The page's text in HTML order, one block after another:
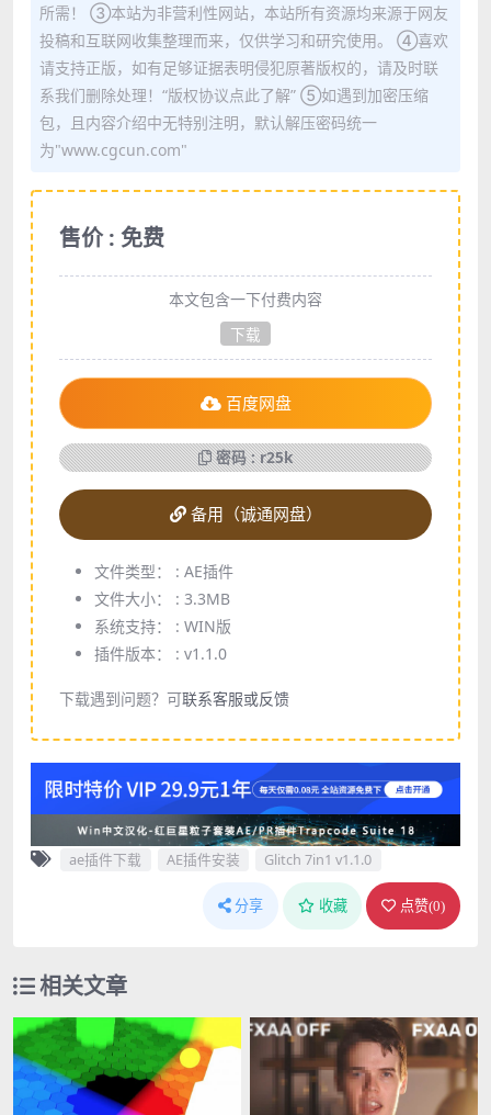
所需！ ③本站为非营利性网站，本站所有资源均来源于网友
投稿和互联网收集整理而来，仅供学习和研究使用。 ④喜欢
请支持正版，如有足够证据表明侵犯原著版权的，请及时联
系我们删除处理！“版权协议点此了解” ⑤如遇到加密压缩
包，且内容介绍中无特别注明，默认解压密码统一
为"www.cgcun.com"
售价 : 免费
本文包含一下付费内容
下载
百度网盘
密码 : r25k
备用（诚通网盘）
文件类型： : AE插件
文件大小： : 3.3MB
系统支持： : WIN版
插件版本： : v1.1.0
下载遇到问题？可联系客服或反馈
ae插件下载 AE插件安装 Glitch 7in1 v1.1.0
分享 收藏 点赞(0)
相关文章